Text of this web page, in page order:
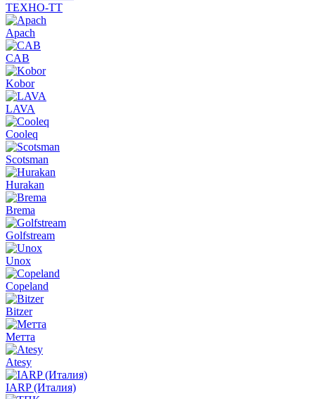
ТЕХНО-ТТ
Apach
CAB
Kobor
LAVA
Cooleq
Scotsman
Hurakan
Brema
Golfstream
Unox
Copeland
Bitzer
Метта
Atesy
IARP (Италия)